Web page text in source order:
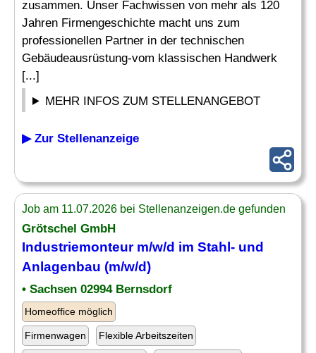
zusammen. Unser Fachwissen von mehr als 120
Jahren Firmengeschichte macht uns zum
professionellen Partner in der technischen
Gebäudeausrüstung-vom klassischen Handwerk
[...]
MEHR INFOS ZUM STELLENANGEBOT
▶ Zur Stellenanzeige
Job am 11.07.2026 bei Stellenanzeigen.de gefunden
Grötschel GmbH
Industriemonteur m/w/d im Stahl - und
Anlagenbau (m/w/d)
• Sachsen 02994 Bernsdorf
Homeoffice möglich
Firmenwagen Flexible Arbeitszeiten